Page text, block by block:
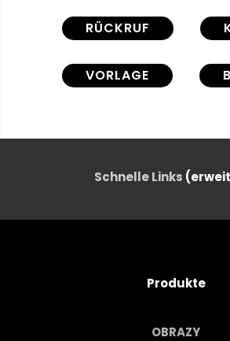
RÜCKRUF
VORLAGE
KONZEPT
MOTIV
Schnelle Links
Produkte
OBRAZY